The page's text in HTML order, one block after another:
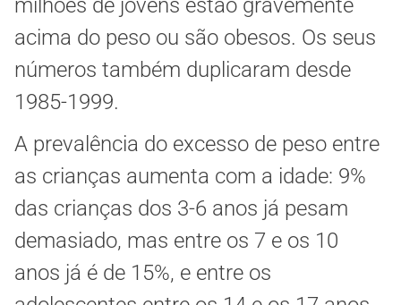
milhões de jovens estão gravemente
acima do peso ou são obesos. Os seus
números também duplicaram desde
1985-1999.
A prevalência do excesso de peso entre
as crianças aumenta com a idade: 9%
das crianças dos 3-6 anos já pesam
demasiado, mas entre os 7 e os 10
anos já é de 15%, e entre os